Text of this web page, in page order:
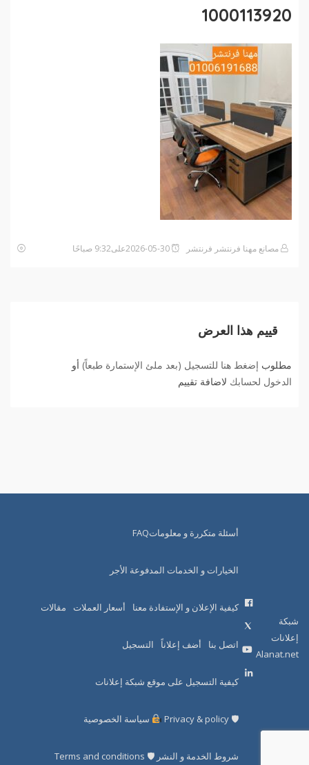
1000113920
مصانع مهنا فرنتشر فرنتشر
قييم هذا العرض
مطلوب إضغط هنا للتسجيل (بعد ملئ الإستمارة طبعاً) أو
الدخول لحسابك لاضافة تقييم
شبكة
إعلانات
Alanat.net
أسئلة متكررة و معلوماتFAQ
الخيارات و الخدمات المدفوعة الأجر
كيفية الإعلان و الإستفادة معنا أسعار العملات مقالات
اتصل بنا أضف إعلاناً التسجيل
كيفية التسجيل على موقع شبكة إعلانات
🛡 Privacy & policy سياسة الخصوصية
شروط الخدمة و النشر 🛡 Terms and conditions